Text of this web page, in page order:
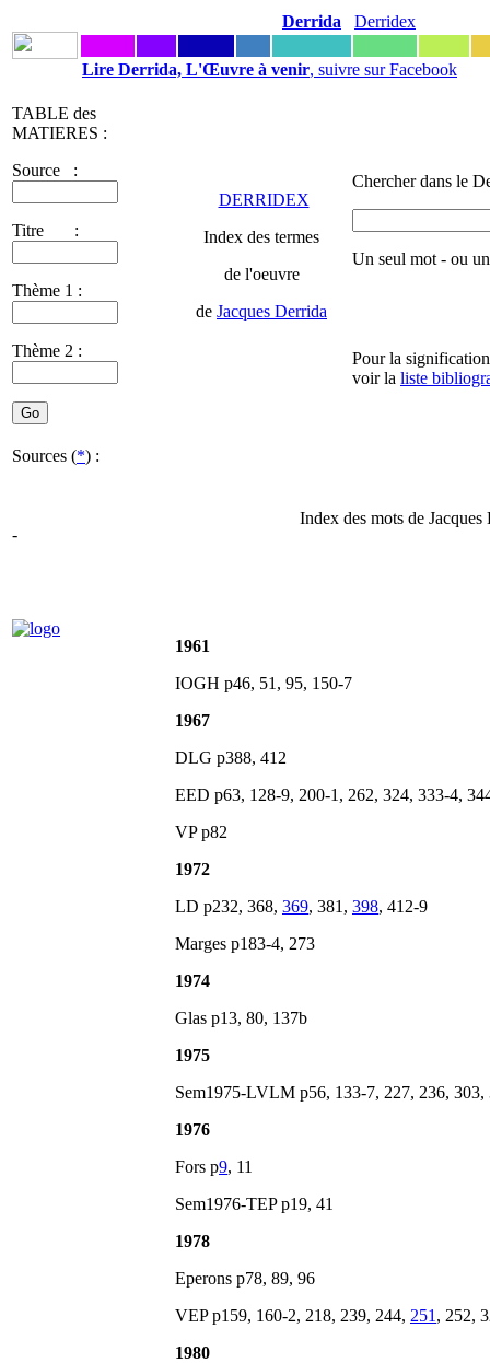
Derrida Derridex
Lire Derrida, L'Œuvre à venir, suivre sur Facebook
TABLE des
MATIERES :
Source :
Titre :
Thème 1 :
Thème 2 :
DERRIDEX
Index des termes
de l'oeuvre
de Jacques Derrida
Chercher dans le
Un seul mot - ou
Pour la
voir la liste
Sources (*) :
-
Index des mots de
1961
IOGH p46, 51, 95, 150-7
1967
DLG p388, 412
EED p63, 128-9, 200-1, 262, 324, 333-4,
VP p82
1972
LD p232, 368, 369, 381, 398, 412-9
Marges p183-4, 273
1974
Glas p13, 80, 137b
1975
Sem1975-LVLM p56, 133-7, 227, 236, 303,
1976
Fors p9, 11
Sem1976-TEP p19, 41
1978
Eperons p78, 89, 96
VEP p159, 160-2, 218, 239, 244, 251 , 252,
1980